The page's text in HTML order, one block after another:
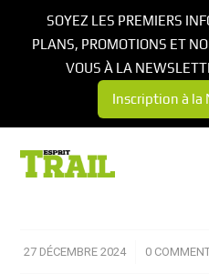
27 DÉCEMBRE 2024
/ 0 /
SOYEZ LES PREMIERS
PLANS, PROMOTIONS ET
VOUS À LA
Inscription à la